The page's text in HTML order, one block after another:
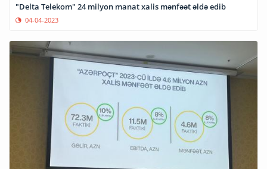
"Delta Telekom" 24 milyon manat xalis mənfəət əldə edib
04-04-2023